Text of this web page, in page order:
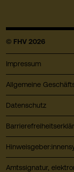
© FHV 2026
Impressum
Allgemeine
Datenschutz
Amtssignatur,